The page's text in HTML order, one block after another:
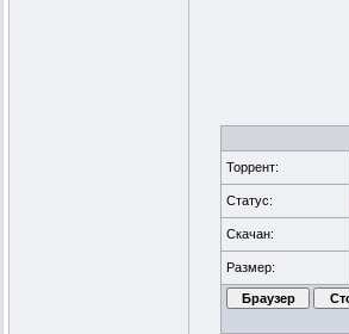
Торрент:
Статус:
Скачан:
Размер: